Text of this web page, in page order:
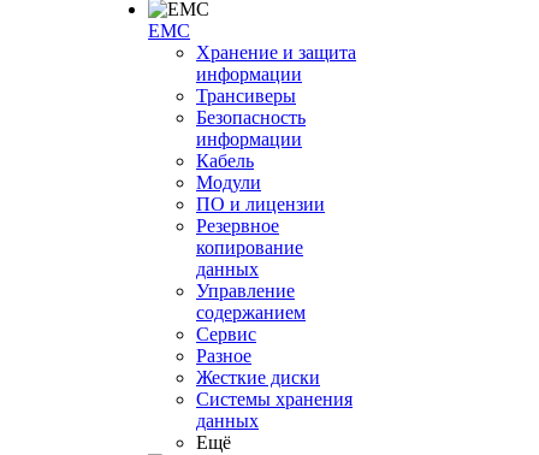
EMC
Хранение и защита
информации
Трансиверы
Безопасность
информации
Кабель
Модули
ПО и лицензии
Резервное
копирование
данных
Управление
содержанием
Сервис
Разное
Жесткие диски
Системы хранения
данных
Ещё